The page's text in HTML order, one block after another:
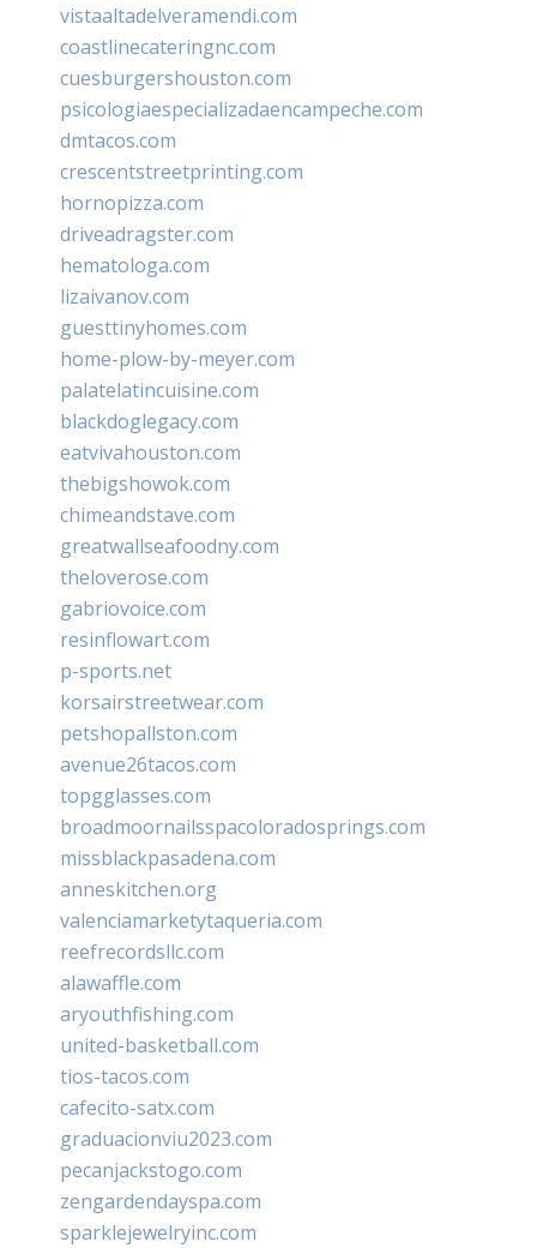
vistaaltadelveramendi.com
coastlinecateringnc.com
cuesburgershouston.com
psicologiaespecializadaencampeche.com
dmtacos.com
crescentstreetprinting.com
hornopizza.com
driveadragster.com
hematologa.com
lizaivanov.com
guesttinyhomes.com
home-plow-by-meyer.com
palatelatincuisine.com
blackdoglegacy.com
eatvivahouston.com
thebigshowok.com
chimeandstave.com
greatwallseafoodny.com
theloverose.com
gabriovoice.com
resinflowart.com
p-sports.net
korsairstreetwear.com
petshopallston.com
avenue26tacos.com
topgglasses.com
broadmoornailsspacoloradosprings.com
missblackpasadena.com
anneskitchen.org
valenciamarketytaqueria.com
reefrecordsllc.com
alawaffle.com
aryouthfishing.com
united-basketball.com
tios-tacos.com
cafecito-satx.com
graduacionviu2023.com
pecanjackstogo.com
zengardendayspa.com
sparklejewelryinc.com